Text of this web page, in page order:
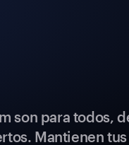
son para todos,
Mantienen